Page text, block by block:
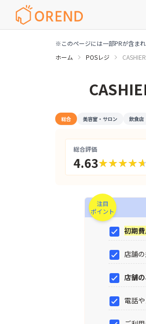
※このページには一部PRが含まれ
ホーム
POSレジ
総合 美容室・サロン 飲食店
総合評価
4.63★★★★★
★★★★★
注目
ポイント
初期
店舗
店舗
電話